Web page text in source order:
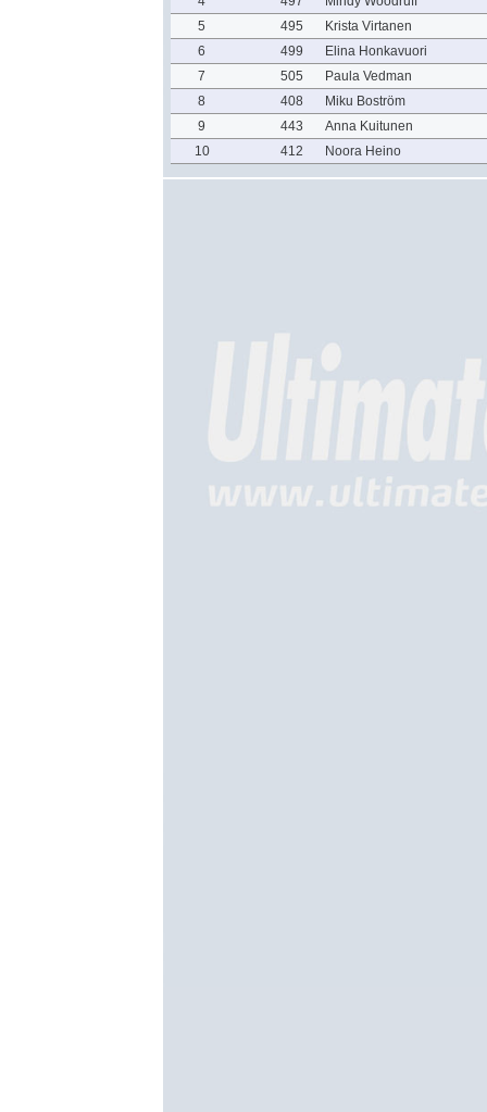
5
495
Krista Virtanen
6
499
Elina Honkavuori
7
505
Paula Vedman
8
408
Miku Boström
9
443
Anna Kuitunen
10
412 Noora Heino